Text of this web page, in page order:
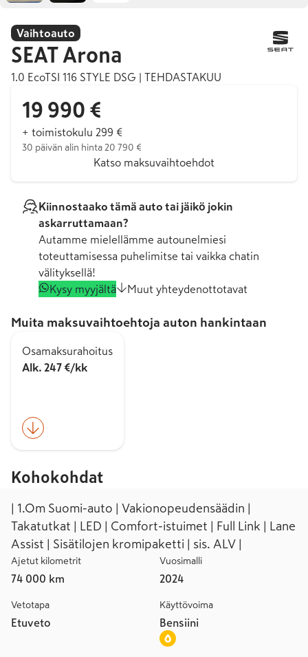
Vaihtoauto
SEAT Arona
1.0 EcoTSI 116 STYLE DSG | TEHDASTAKUU
19 990 €
+ toimistokulu 299 €
30 päivän alin hinta 20 790 €
Katso maksuvaihtoehdot
Kiinnostaako tämä auto tai jäikö jokin
askarruttamaan?
Autamme mielellämme autounelmiesi
toteuttamisessa puhelimitse tai vaikka chatin
välityksellä!
Kysy myyjältä
Muut yhteydenottotavat
Muita maksuvaihtoehtoja auton hankintaan
Osamaksurahoitus
Alk. 247 €/kk
Kohokohdat
| 1.Om Suomi-auto | Vakionopeudensäädin |
Takatutkat | LED | Comfort-istuimet | Full Link | Lane
Assist | Sisätilojen kromipaketti | sis. ALV |
Ajetut kilometrit
74 000 km
Vuosimalli
2024
Vetotapa
Etuveto
Käyttövoima
Bensiini